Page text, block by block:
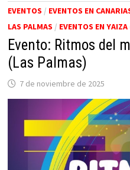
EVENTOS / EVENTOS EN
LAS PALMAS / EVENTOS EN
Evento: Ritmos del
(Las Palmas)
7 de noviembre de 2025